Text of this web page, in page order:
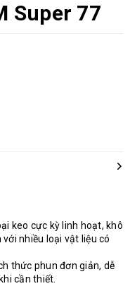
Super 77
keo cực kỳ linh hoạt, khô
nhiều loại vật liệu có
thức phun đơn giản, dễ
cần thiết.